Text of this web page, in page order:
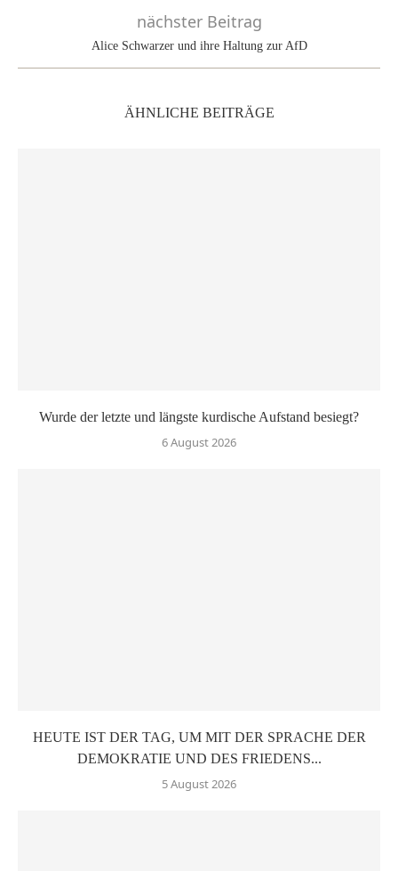
nächster Beitrag
Alice Schwarzer und ihre Haltung zur AfD
ÄHNLICHE BEITRÄGE
Wurde der letzte und längste kurdische Aufstand besiegt?
6 August 2026
HEUTE IST DER TAG, UM MIT DER SPRACHE DER
DEMOKRATIE UND DES FRIEDENS...
5 August 2026